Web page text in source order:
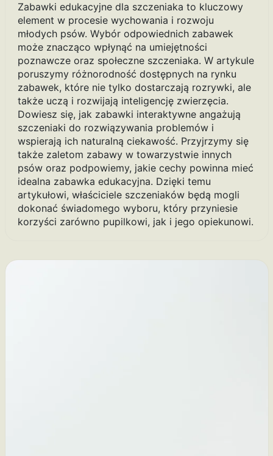
Zabawki edukacyjne dla szczeniaka to kluczowy
element w procesie wychowania i rozwoju
młodych psów. Wybór odpowiednich zabawek
może znacząco wpłynąć na umiejętności
poznawcze oraz społeczne szczeniaka. W artykule
poruszymy różnorodność dostępnych na rynku
zabawek, które nie tylko dostarczają rozrywki, ale
także uczą i rozwijają inteligencję zwierzęcia.
Dowiesz się, jak zabawki interaktywne angażują
szczeniaki do rozwiązywania problemów i
wspierają ich naturalną ciekawość. Przyjrzymy się
także zaletom zabawy w towarzystwie innych
psów oraz podpowiemy, jakie cechy powinna mieć
idealna zabawka edukacyjna. Dzięki temu
artykułowi, właściciele szczeniaków będą mogli
dokonać świadomego wyboru, który przyniesie
korzyści zarówno pupilkowi, jak i jego opiekunowi.